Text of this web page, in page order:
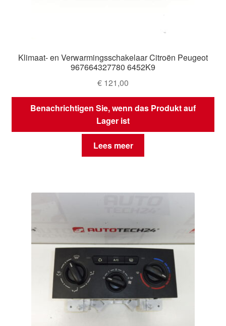
Klimaat- en Verwarmingsschakelaar Citroën Peugeot
967664327780 6452K9
€ 121,00
Benachrichtigen Sie, wenn das Produkt auf
Lager ist
Lees meer